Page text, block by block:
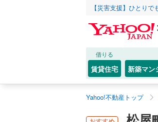
【災害支援】ひとり
借りる
賃貸住宅 新築マン
Yahoo!不動産トップ